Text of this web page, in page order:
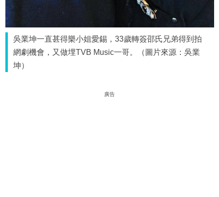
吳業坤一直甚得樂小姐愛錫，33歲轉簽邵氏兄弟得到拍
網劇機會，又做埋TVB Music一哥。（圖片來源：吳業
坤）
廣告